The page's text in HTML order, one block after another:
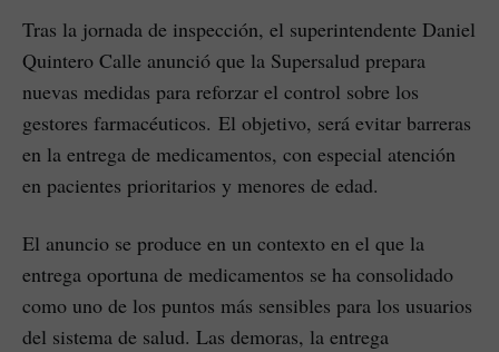
Tras la jornada de inspección, el superintendente Daniel
Quintero Calle anunció que la Supersalud prepara
nuevas medidas para reforzar el control sobre los
gestores farmacéuticos. El objetivo, será evitar barreras
en la entrega de medicamentos, con especial atención
en pacientes prioritarios y menores de edad.
El anuncio se produce en un contexto en el que la
entrega oportuna de medicamentos se ha consolidado
como uno de los puntos más sensibles para los usuarios
del sistema de salud. Las demoras, la entrega